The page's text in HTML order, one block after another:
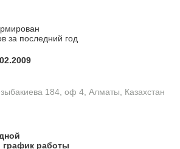
за последний год
184, оф 4, Алматы, Казахстан
график работы